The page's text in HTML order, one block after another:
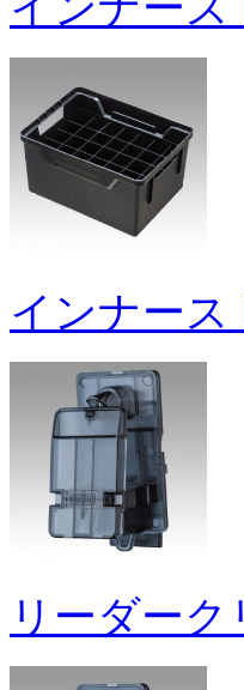
インナース
リーダー